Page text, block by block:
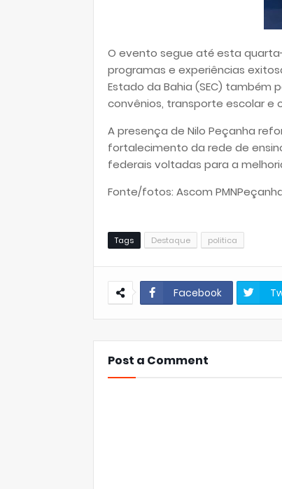
O evento segue até esta
programas e experiências
Estado da Bahia (SEC)
convênios, transporte escolar e
A presença de Nilo Peçanha
fortalecimento da rede de
federais voltadas para a
Fonte/fotos: Ascom
Tags Destaque politica
Facebook
Post a Comment